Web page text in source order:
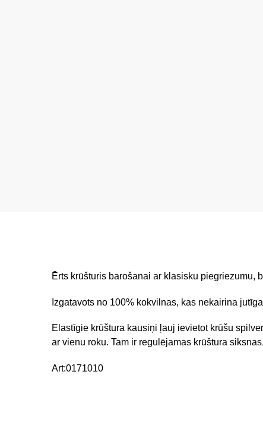
Ērts krūšturis barošanai ar klasisku piegriezumu,
Izgatavots no 100% kokvilnas, kas nekairina
Elastīgie krūštura kausiņi ļauj ievietot krūšu
ar vienu roku. Tam ir regulējamas krūštura siksnas.
Art:0171010